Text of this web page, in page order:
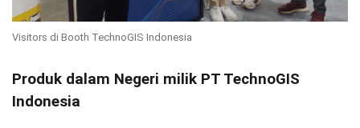
Visitors di Booth TechnoGIS Indonesia
Produk dalam Negeri milik PT TechnoGIS
Indonesia